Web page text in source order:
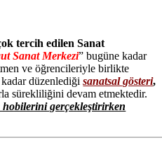
tercih edilen Sanat
Sanat Merkezi” bugüne kadar
ve öğrencileriyle birlikte
kadar düzenlediğisanatsal gösteri,
sürekliliğini devam etmektedir.
hobilerini gerçekleştirirken